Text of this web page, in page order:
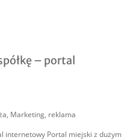
– portal
, Marketing, reklama
internetowy Portal miejski z dużym